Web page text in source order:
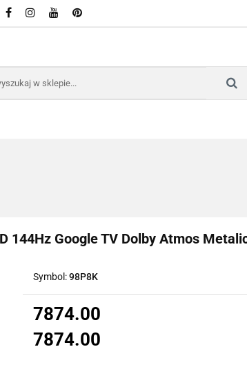
KATEGORIE DOSTĘPNE W SKLEPIE
144Hz Google TV Dolby Atmos
Symbol:98P8K
7874.00
7874.00